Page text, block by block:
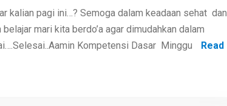
kalian pagi ini…? Semoga dalam keadaan sehat dan
mari kita berdo’a agar dimudahkan dalam
Kompetensi Dasar Minggu
Read